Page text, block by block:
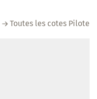
Toutes les cotes Pilote